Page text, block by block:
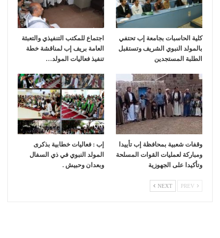
كلية الحاسبات بجامعة إب تحتفي
بالمولد النبوي الشريف وتستقبل
الطلبة المستجدين
اجتماع للمكتب التنفيذي والتعبئة
العامة بريف إب لمناقشة خطة
تنفيذ فعاليات المولد…
وقفات شعبية بمحافظة إب تأييدا
ومباركة لعمليات القوات المسلحة
وتأكيدا على الجهوزية
إب : فعاليات خطابية بذكرى
المولد النبوي في ذي السفال
وبعدان وحبيش .
NEXT